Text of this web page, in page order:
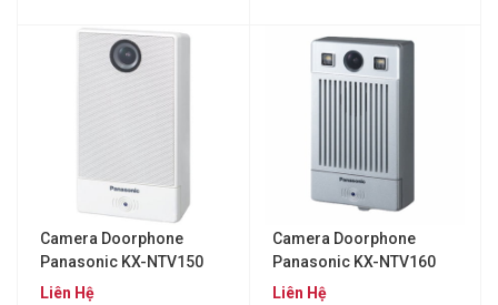
Camera Doorphone
Panasonic KX-NTV150
Liên Hệ
Camera Doorphone
Panasonic KX-NTV160
Liên Hệ